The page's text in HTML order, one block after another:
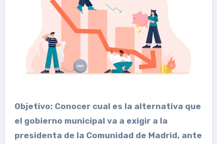
Objetivo: Conocer cual es la alternativa que
el gobierno municipal va a exigir a la
presidenta de la Comunidad de Madrid, ante